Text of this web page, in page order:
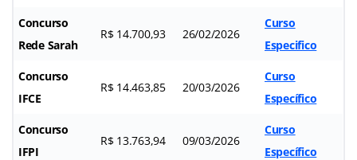
Concurso
Rede Sarah
R$ 14.700,93 26/02/2026
Curso
Especifico
Concurso
IFCE
R$ 14.463,85 20/03/2026
Curso
Específico
Concurso
IFPI
R$ 13.763,94 09/03/2026
Curso
Específico